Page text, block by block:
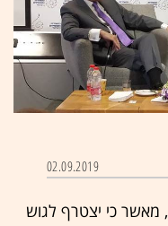
02.09.2019
, מאשר כי יצטרף לגוש